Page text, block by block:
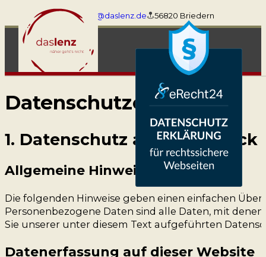
+4926731659 info@daslenz.de 56820 Briedern
Datenschutz­erklärung
1. Datenschutz auf einen Blick
Allgemeine Hinweise
Die folgenden Hinweise geben einen einfachen
Personenbezogene Daten sind alle Daten, mit
Sie unserer unter diesem Text aufgeführten
Datenerfassung auf dieser Website